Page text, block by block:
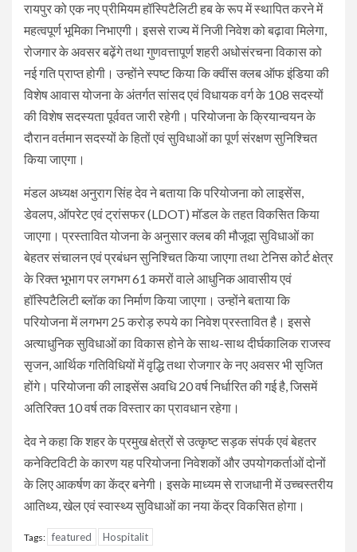
रायपुर को एक नए प्रीमियम हॉस्पिटैलिटी हब के रूप में स्थापित करने में
महत्वपूर्ण भूमिका निभाएगी। इससे राज्य में निजी निवेश को बढ़ावा मिलेगा,
रोजगार के अवसर बढ़ेंगे तथा गुणवत्तापूर्ण शहरी अधोसंरचना विकास को
नई गति प्राप्त होगी। उन्होंने स्पष्ट किया कि क्वींस क्लब ऑफ इंडिया की
विशेष आवास योजना के अंतर्गत सांसद एवं विधायक वर्ग के 108 सदस्यों
की विशेष सदस्यता पूर्ववत जारी रहेगी। परियोजना के क्रियान्वयन के
दौरान वर्तमान सदस्यों के हितों एवं सुविधाओं का पूर्ण संरक्षण सुनिश्चित
किया जाएगा।
मंडल अध्यक्ष अनुराग सिंह देव ने बताया कि परियोजना को लाइसेंस,
डेवलप, ऑपरेट एवं ट्रांसफर (LDOT) मॉडल के तहत विकसित किया
जाएगा। प्रस्तावित योजना के अनुसार क्लब की मौजूदा सुविधाओं का
बेहतर संचालन एवं प्रबंधन सुनिश्चित किया जाएगा तथा टेनिस कोर्ट क्षेत्र
के रिक्त भूभाग पर लगभग 61 कमरों वाले आधुनिक आवासीय एवं
हॉस्पिटैलिटी ब्लॉक का निर्माण किया जाएगा। उन्होंने बताया कि
परियोजना में लगभग 25 करोड़ रुपये का निवेश प्रस्तावित है। इससे
अत्याधुनिक सुविधाओं का विकास होने के साथ-साथ दीर्घकालिक राजस्व
सृजन, आर्थिक गतिविधियों में वृद्धि तथा रोजगार के नए अवसर भी सृजित
होंगे। परियोजना की लाइसेंस अवधि 20 वर्ष निर्धारित की गई है, जिसमें
अतिरिक्त 10 वर्ष तक विस्तार का प्रावधान रहेगा।
देव ने कहा कि शहर के प्रमुख क्षेत्रों से उत्कृष्ट सड़क संपर्क एवं बेहतर
कनेक्टिविटी के कारण यह परियोजना निवेशकों और उपयोगकर्ताओं दोनों
के लिए आकर्षण का केंद्र बनेगी। इसके माध्यम से राजधानी में उच्चस्तरीय
आतिथ्य, खेल एवं स्वास्थ्य सुविधाओं का नया केंद्र विकसित होगा।
Tags: featured Hospitalit